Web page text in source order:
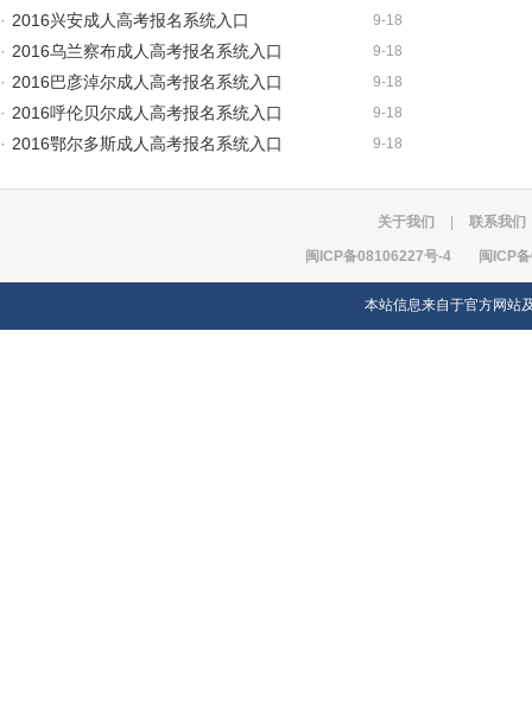
9-18
· 2016兴安成人高考报名系统入口
9-18
· 2016乌兰察布成人高考报名系统入口
9-18
· 2016巴彦淖尔成人高考报名系统入口
9-18
· 2016呼伦贝尔成人高考报名系统入口
9-18
· 2016鄂尔多斯成人高考报名系统入口
关于我们 联系我们
闽ICP备08106227号-4 闽ICP
本站信息来自于官方网站